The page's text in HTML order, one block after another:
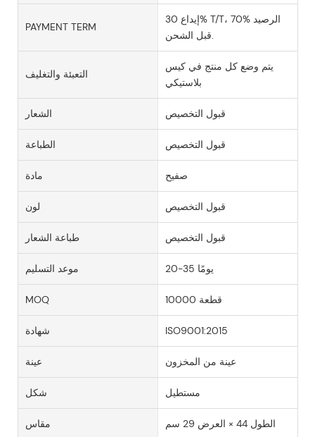
PAYMENT TERM
إيداع 30% T/T، 70% الرصيد
قبل الشحن.
التعبئة والتغليف
يتم وضع كل منتج في كيس
بلاستيكي
الشعار قبول التخصيص
الطباعة قبول التخصيص
مادة صفيح
لون قبول التخصيص
طباعة الشعار قبول التخصيص
موعد التسليم 20-35 يومًا
MOQ 10000 قطعة
شهادة ISO9001:2015
عينة عينة من المخزون
شكل مستطيل
مقاس الطول 44 × العرض 29 سم